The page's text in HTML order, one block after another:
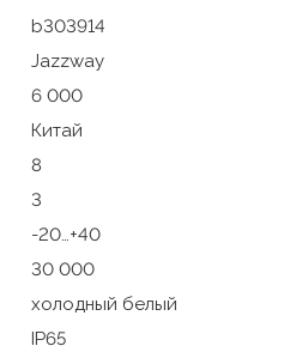
b303914
Jazzway
6 000
Китай
8
3
-20…+40
30 000
холодный белый
IP65